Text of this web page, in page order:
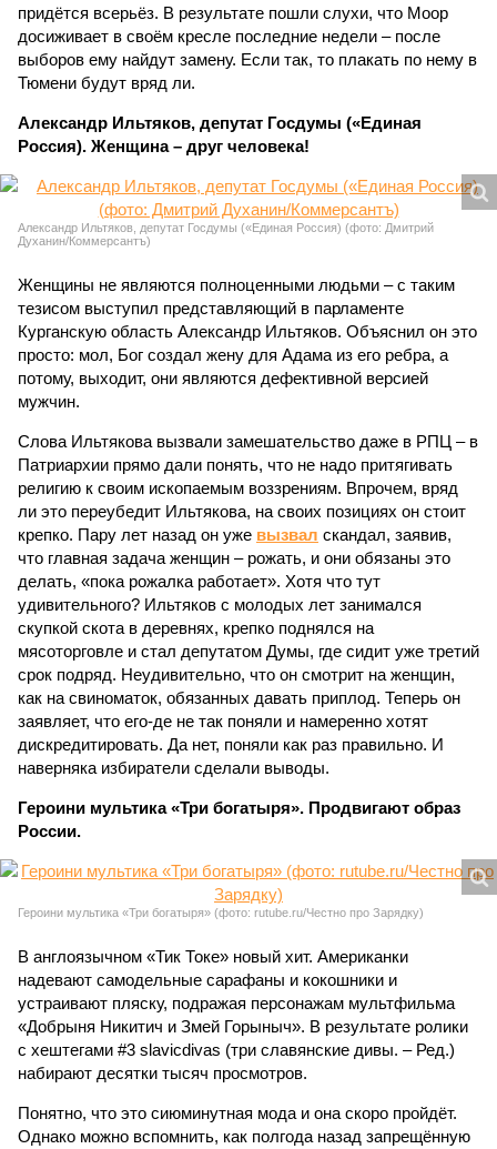
придётся всерьёз. В результате пошли слухи, что Моор
досиживает в своём кресле последние недели – после
выборов ему найдут замену. Если так, то плакать по нему в
Тюмени будут вряд ли.
Александр Ильтяков, депутат Госдумы («Единая
Россия). Женщина – друг человека!
Александр Ильтяков, депутат Госдумы («Единая Россия) (фото: Дмитрий
Духанин/Коммерсантъ)
Женщины не являются полноценными людьми – с таким
тезисом выступил представляющий в парламенте
Курганскую область Александр Ильтяков. Объяснил он это
просто: мол, Бог создал жену для Адама из его ребра, а
потому, выходит, они являются дефективной версией
мужчин.
Слова Ильтякова вызвали замешательство даже в РПЦ – в
Патриархии прямо дали понять, что не надо притягивать
религию к своим ископаемым воззрениям. Впрочем, вряд
ли это переубедит Ильтякова, на своих позициях он стоит
крепко. Пару лет назад он уже вызвал скандал, заявив,
что главная задача женщин – рожать, и они обязаны это
делать, «пока рожалка работает». Хотя что тут
удивительного? Ильтяков с молодых лет занимался
скупкой скота в деревнях, крепко поднялся на
мясоторговле и стал депутатом Думы, где сидит уже третий
срок подряд. Неудивительно, что он смотрит на женщин,
как на свиноматок, обязанных давать приплод. Теперь он
заявляет, что его-де не так поняли и намеренно хотят
дискредитировать. Да нет, поняли как раз правильно. И
наверняка избиратели сделали выводы.
Героини мультика «Три богатыря». Продвигают образ
России.
Героини мультика «Три богатыря» (фото: rutube.ru/Честно про Зарядку)
В англоязычном «Тик Токе» новый хит. Американки
надевают самодельные сарафаны и кокошники и
устраивают пляску, подражая персонажам мультфильма
«Добрыня Никитич и Змей Горыныч». В результате ролики
с хештегами #3 slavicdivas (три славянские дивы. – Ред.)
набирают десятки тысяч просмотров.
Понятно, что это сиюминутная мода и она скоро пройдёт.
Однако можно вспомнить, как полгода назад запрещённую